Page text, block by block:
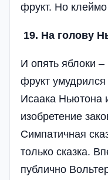
фрукт. Но
19. На голову
И опять яблоки –
фрукт умудрился
Исаака Ньютона
изобретение
Симпатичная
только сказка.
публично